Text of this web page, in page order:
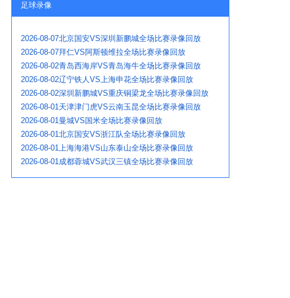
足球录像
2026-08-07北京国安VS深圳新鹏城全场比赛录像回放
2026-08-07拜仁VS阿斯顿维拉全场比赛录像回放
2026-08-02青岛西海岸VS青岛海牛全场比赛录像回放
2026-08-02辽宁铁人VS上海申花全场比赛录像回放
2026-08-02深圳新鹏城VS重庆铜梁龙全场比赛录像回放
2026-08-01天津津门虎VS云南玉昆全场比赛录像回放
2026-08-01曼城VS国米全场比赛录像回放
2026-08-01北京国安VS浙江队全场比赛录像回放
2026-08-01上海海港VS山东泰山全场比赛录像回放
2026-08-01成都蓉城VS武汉三镇全场比赛录像回放